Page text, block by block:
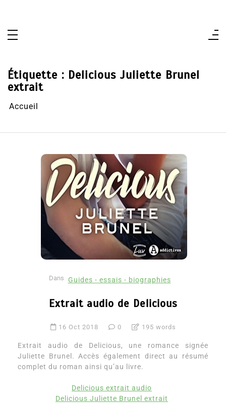
Étiquette : Delicious Juliette Brunel
extrait
Accueil
Dans Guides - essais - biographies
Extrait audio de Delicious
16 Oct 2018 0 195 words
Extrait audio de Delicious, une romance signée
Juliette Brunel. Accès également direct au résumé
complet du roman ainsi qu’au livre.
Delicious extrait audio
Delicious Juliette Brunel extrait